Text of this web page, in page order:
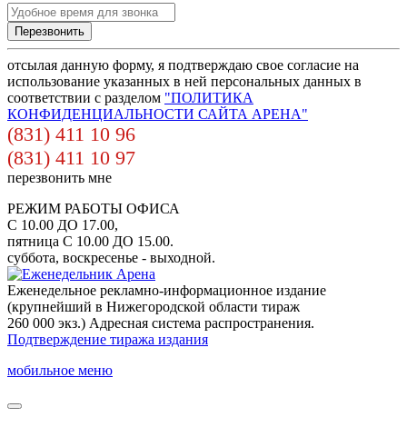
отсылая данную форму, я подтверждаю свое согласие на
использование указанных в ней персональных данных в
соответствии с разделом "ПОЛИТИКА
КОНФИДЕНЦИАЛЬНОСТИ САЙТА АРЕНА"
(831) 411 10 96
(831) 411 10 97
перезвонить мне
РЕЖИМ РАБОТЫ ОФИСА
С 10.00 ДО 17.00,
пятница С 10.00 ДО 15.00.
суббота, воскресенье - выходной.
Еженедельное рекламно-информационное издание
(крупнейший в Нижегородской области тираж
260 000 экз.) Адресная система распространения.
Подтверждение тиража издания
мобильное меню